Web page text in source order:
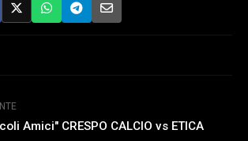
Amici" CRESPO CALCIO vs ETICA